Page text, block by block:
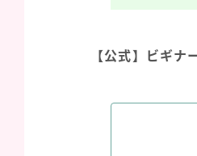
【公式】ビギナ